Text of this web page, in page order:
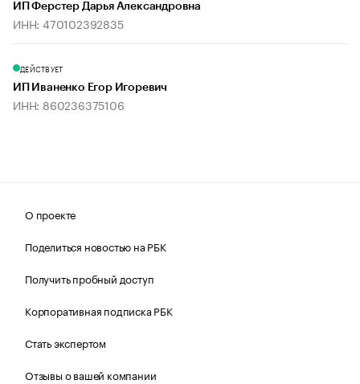
ИП Ферстер Дарья Александровна
ИНН: 470102392835
ДЕЙСТВУЕТ
ИП Иваненко Егор Игоревич
ИНН: 860236375106
О проекте
Поделиться новостью на РБК
Получить пробный доступ
Корпоративная подписка РБК
Стать экспертом
Отзывы о вашей компании